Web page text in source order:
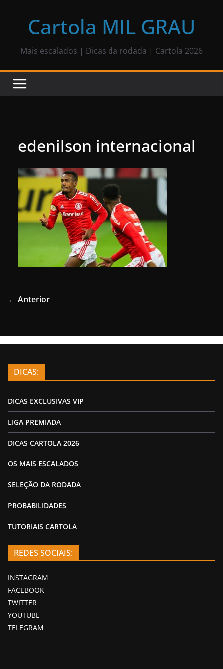
Cartola MIL GRAU
Mais escalados | Dicas da rodada | Cartola 2026
edenilson internacional
← Anterior
DICAS:
DICAS EXCLUSIVAS VIP
LIGA PREMIADA
DICAS CARTOLA 2026
OS MAIS ESCALADOS
SELEÇÃO DA RODADA
PROBABILIDADES
TUTORIAIS CARTOLA
REDES SOCIAIS:
INSTAGRAM
FACEBOOK
TWITTER
YOUTUBE
TELEGRAM